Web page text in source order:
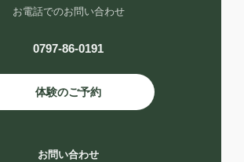
お電話でのお問い合わせ
0797-86-0191
体験のご予約
お問い合わせ